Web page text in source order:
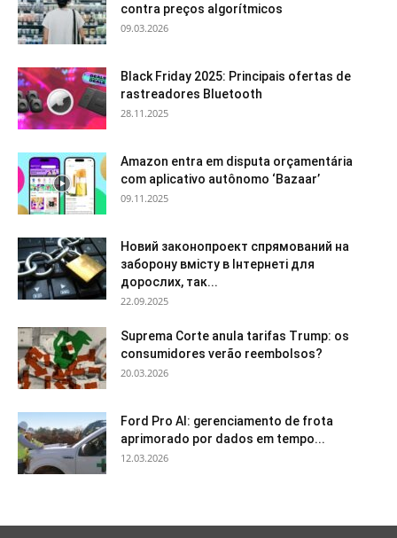
contra preços algorítmicos
09.03.2026
Black Friday 2025: Principais ofertas de
rastreadores Bluetooth
28.11.2025
Amazon entra em disputa orçamentária
com aplicativo autônomo ‘Bazaar’
09.11.2025
Новий законопроект спрямований на
заборону вмісту в Інтернеті для
дорослих, так...
22.09.2025
Suprema Corte anula tarifas Trump: os
consumidores verão reembolsos?
20.03.2026
Ford Pro AI: gerenciamento de frota
aprimorado por dados em tempo...
12.03.2026